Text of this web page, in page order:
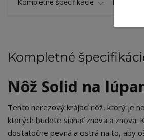
Kompletné
Nôž Solid na
Tento nerezový krájací nôž, ktorý je
ktorých budete siahať znova a znova.
dostatočne pevná a ostrá na to, aby